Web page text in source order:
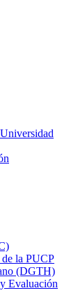
la PUCP
(DGTH)
Evaluación